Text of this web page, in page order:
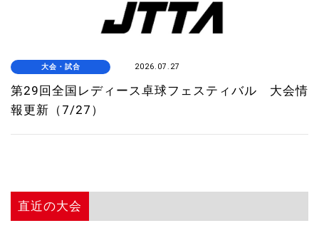
大会・試合 2026.07.27
第29回全国レディース卓球フェスティバル 大会情
報更新（7/27）
直近の大会